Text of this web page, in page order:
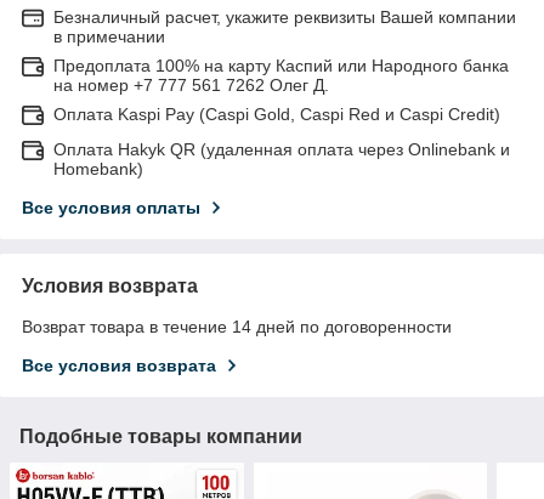
Безналичный расчет, укажите реквизиты Вашей компании
в примечании
Предоплата 100% на карту Каспий или Народного банка
на номер +7 777 561 7262 Олег Д.
Оплата Kaspi Pay (Caspi Gold, Caspi Red и Caspi Credit)
Оплата Hakyk QR (удаленная оплата через Onlinebank и
Homebank)
Все условия оплаты
Условия возврата
Возврат товара в течение 14 дней по договоренности
Все условия возврата
Подобные товары компании